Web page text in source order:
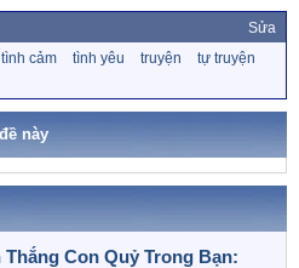
Sửa
tình cảm tình yêu truyện
tự truyện
này
Thắng Con Quỷ Trong Bạn: